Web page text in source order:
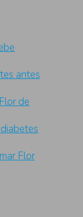
antes
de
Flor